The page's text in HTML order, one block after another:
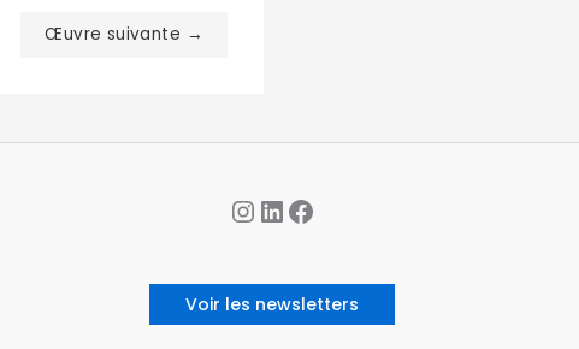
Œuvre suivante →
Instagram
LinkedInFacebook
Voir les newsletters